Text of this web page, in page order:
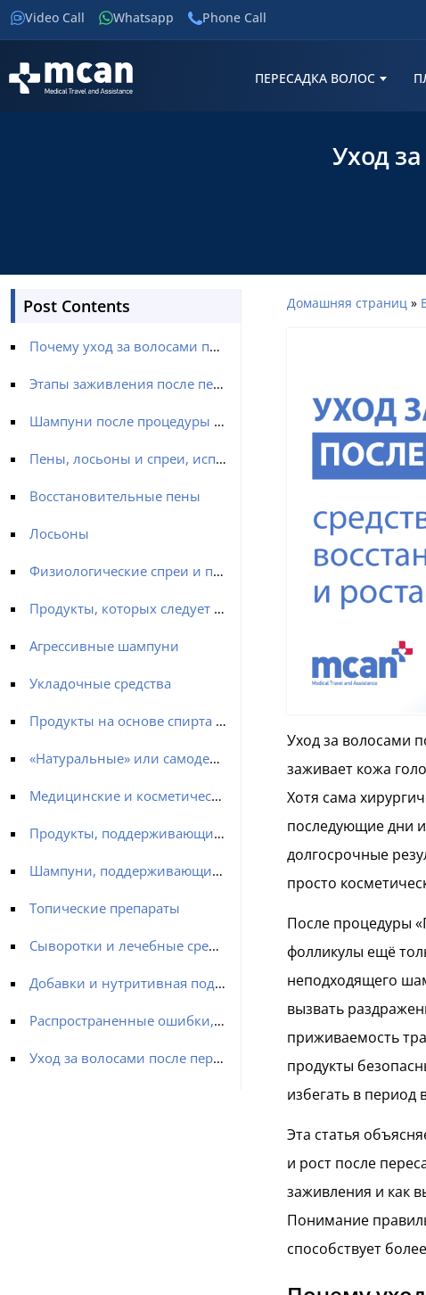
Video Call Whatsapp Phone Call
ПЕРЕСАДКА ВОЛОС
Уход
Post Contents
Почему уход за волосами после пересадки (Пересадка волос) имеет значение
Этапы заживления после пересадки волос
Шампуни после процедуры «Пересадка волос»
Пены, лосьоны и спреи, используемые после процедуры «Пересадка волос»
Восстановительные пены
Лосьоны
Физиологические спреи и послеоперационные спреи
Продукты, которых следует избегать после пересадки волос
Агрессивные шампуни
Укладочные средства
Продукты на основе спирта и с сильным химическим составом
«Натуральные» или самодельные средства
Медицинские и косметические средства ухода за волосами
Продукты, поддерживающие рост волос после фазы заживления
Шампуни, поддерживающие рост
Топические препараты
Сыворотки и лечебные средства для кожи головы
Добавки и нутритивная поддержка
Распространенные ошибки, связанные с продуктами, после пересадки волос
Уход за волосами после пересадки с MCAN Health (Пересадка волос)
Домашняя страниц »
Уход за волосами
заживает кожа
Хотя сама
последующие дни
долгосрочные
просто
После процедуры
фолликулы ещё
неподходящего
вызвать
приживаемость
продукты
избегать в период
Эта статья
и рост после
заживления и как
Понимание
способствует